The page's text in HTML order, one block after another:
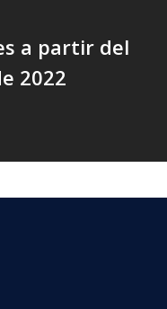
a partir del
2022